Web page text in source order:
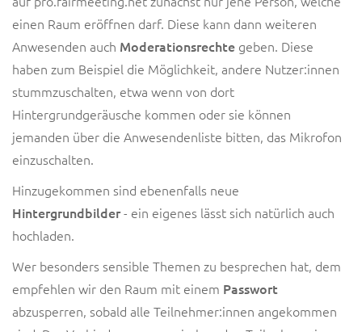
einen Raum eröffnen darf. Diese kann dann weiteren
Anwesenden auch Moderationsrechte geben. Diese
haben zum Beispiel die Möglichkeit, andere Nutzer:innen
stummzuschalten, etwa wenn von dort
Hintergrundgeräusche kommen oder sie können
jemanden über die Anwesendenliste bitten, das Mikrofon
einzuschalten.
Hinzugekommen sind ebenenfalls neue
Hintergrundbilder- ein eigenes lässt sich natürlich auch
hochladen.
Wer besonders sensible Themen zu besprechen hat, dem
empfehlen wir den Raum mit einem Passwort
abzusperren, sobald alle Teilnehmer:innen angekommen